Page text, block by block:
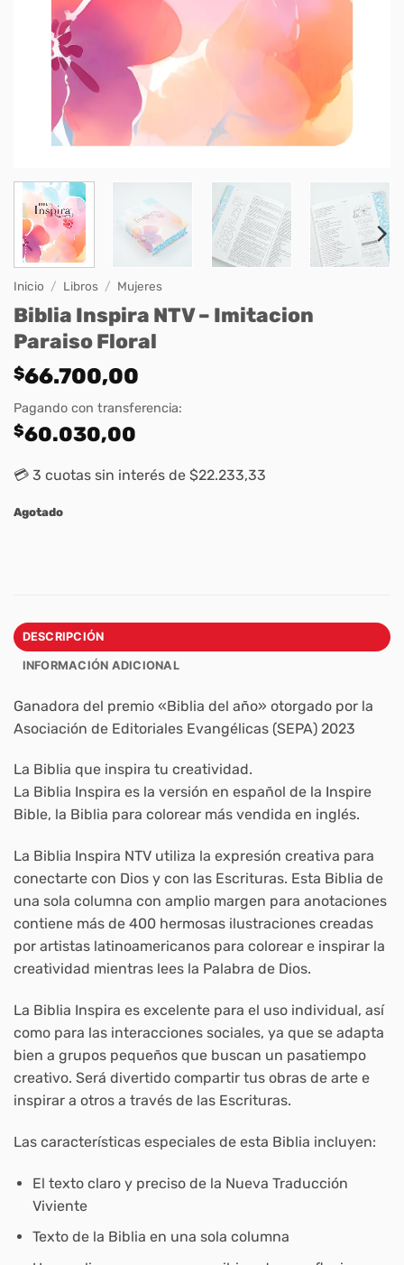
Inicio / Libros / Mujeres
Biblia Inspira NTV – Imitacion
Paraiso Floral
$66.700,00
Pagando con transferencia:
$60.030,00
💳 3 cuotas sin interés de $22.233,33
Agotado
DESCRIPCIÓN
INFORMACIÓN ADICIONAL
Ganadora del premio «Biblia del año» otorgado por la
Asociación de Editoriales Evangélicas (SEPA) 2023
La Biblia que inspira tu creatividad.
La Biblia Inspira es la versión en español de la Inspire
Bible, la Biblia para colorear más vendida en inglés.
La Biblia Inspira NTV utiliza la expresión creativa para
conectarte con Dios y con las Escrituras. Esta Biblia de
una sola columna con amplio margen para anotaciones
contiene más de 400 hermosas ilustraciones creadas
por artistas latinoamericanos para colorear e inspirar la
creatividad mientras lees la Palabra de Dios.
La Biblia Inspira es excelente para el uso individual, así
como para las interacciones sociales, ya que se adapta
bien a grupos pequeños que buscan un pasatiempo
creativo. Será divertido compartir tus obras de arte e
inspirar a otros a través de las Escrituras.
Las características especiales de esta Biblia incluyen:
El texto claro y preciso de la Nueva Traducción
Viviente
Texto de la Biblia en una sola columna